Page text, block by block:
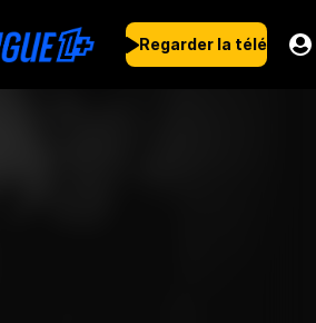
Regarder la télé